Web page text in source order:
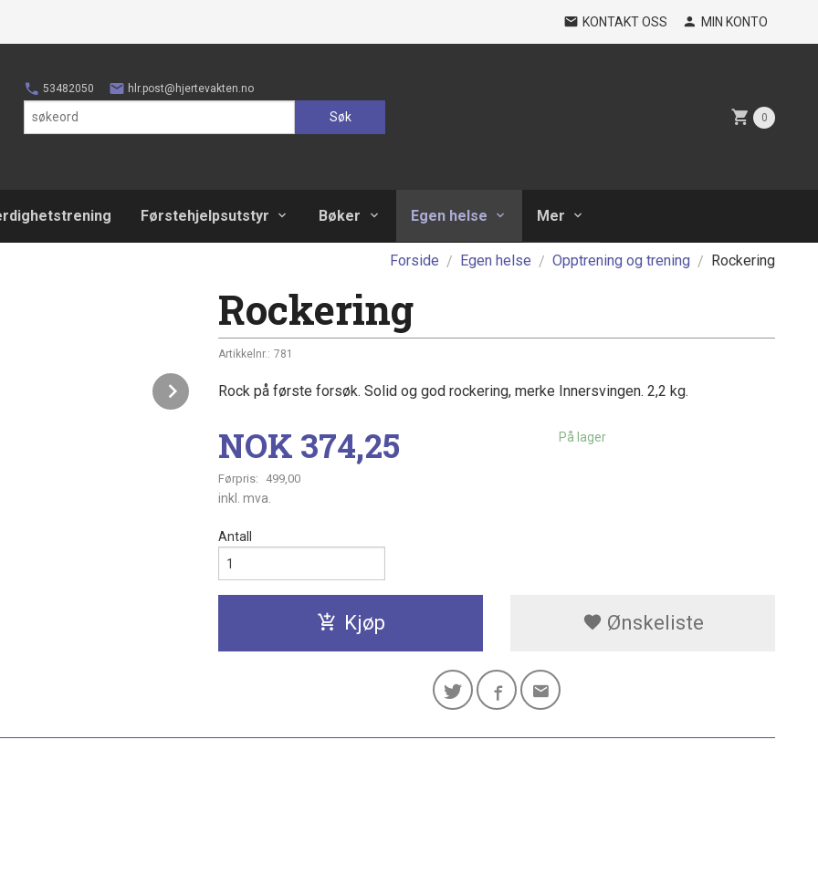
KONTAKT OSS MIN KONTO
53482050 hlr.post@hjertevakten.no
Søk 0
Førstehjelpsutstyr Bøker Egen helse Mer
Forside Egen helse Opptrening og trening Rockering
Next
Rockering
Artikkelnr.: 781
Rock på første forsøk. Solid og god rockering, merke Innersvingen. 2,2 kg.
Tilbud
NOK 374,25
Førpris: 499,00
Rabatt
inkl. mva.
På lager
Antall
Kjøp Ønskeliste